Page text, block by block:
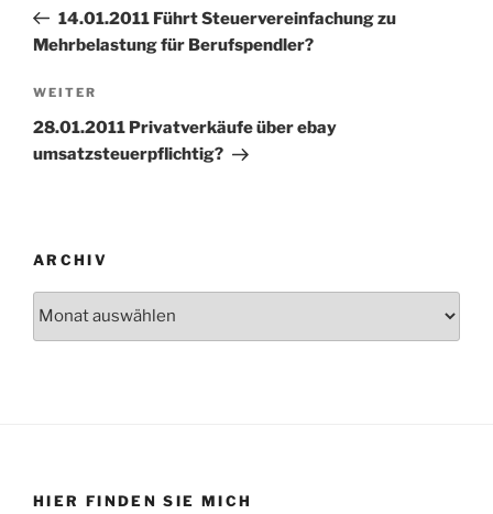
Beitrag
14.01.2011 Führt Steuervereinfachung zu
Mehrbelastung für Berufspendler?
Nächster
Beitrag
WEITER
28.01.2011 Privatverkäufe über ebay
umsatzsteuerpflichtig?
ARCHIV
HIER FINDEN SIE MICH